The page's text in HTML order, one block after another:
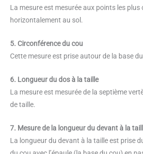
La mesure est mesurée aux points les plus
horizontalement au sol.
5. Circonférence du cou
Cette mesure est prise autour de la base
6. Longueur du dos à la taille
La mesure est mesurée de la septième
de taille.
7. Mesure de la longueur du devant à la
La longueur du devant à la taille est prise